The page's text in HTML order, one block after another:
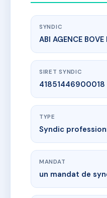
SYNDIC
ABI AGENCE BOVE
SIRET SYNDIC
41851446900018
TYPE
Syndic
MANDAT
un mandat de